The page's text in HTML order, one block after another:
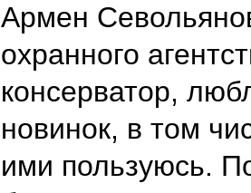
Армен
охранного
консерватор,
новинок, в том
ими пользуюсь.